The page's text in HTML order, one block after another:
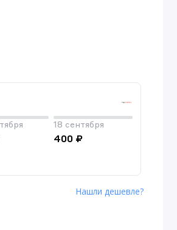
18 сентября
400 ₽
Нашли дешевле?